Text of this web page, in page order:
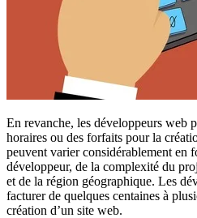
En revanche, les développeurs web
horaires ou des forfaits pour la
peuvent varier considérablement en
développeur, de la complexité du
et de la région géographique. Les
facturer de quelques centaines à
création d’un site web.